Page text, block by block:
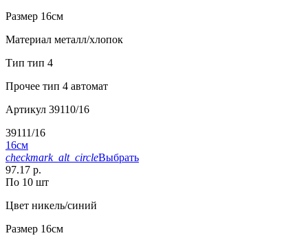
Размер 16см
Материал металл/хлопок
Тип тип 4
Прочее тип 4 автомат
Артикул 39110/16
39111/16
16см
checkmark_alt_circleВыбрать
97.17 р.
По 10 шт
Цвет никель/синий
Размер 16см